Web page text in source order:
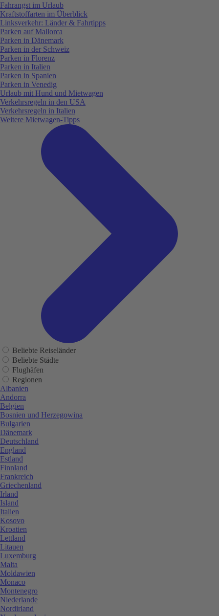
Fahrangst im Urlaub
Kraftstoffarten im Überblick
Linksverkehr: Länder & Fahrtipps
Parken auf Mallorca
Parken in Dänemark
Parken in der Schweiz
Parken in Florenz
Parken in Italien
Parken in Spanien
Parken in Venedig
Urlaub mit Hund und Mietwagen
Verkehrsregeln in den USA
Verkehrsregeln in Italien
Weitere Mietwagen-Tipps
Beliebte Reiseländer
Beliebte Städte
Flughäfen
Regionen
Albanien
Andorra
Belgien
Bosnien und Herzegowina
Bulgarien
Dänemark
Deutschland
England
Estland
Finnland
Frankreich
Griechenland
Irland
Island
Italien
Kosovo
Kroatien
Lettland
Litauen
Luxemburg
Malta
Moldawien
Monaco
Montenegro
Niederlande
Nordirland